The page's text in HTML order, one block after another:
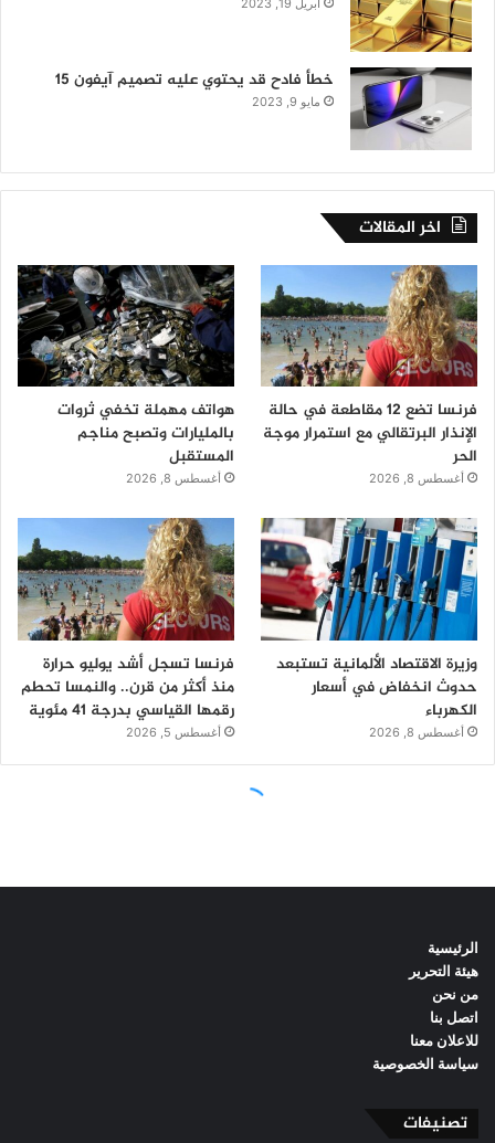
الرئيسية
هيئة التحرير
من نحن
اتصل بنا
للاعلان معنا
سياسة الخصوصية
تصنيفات